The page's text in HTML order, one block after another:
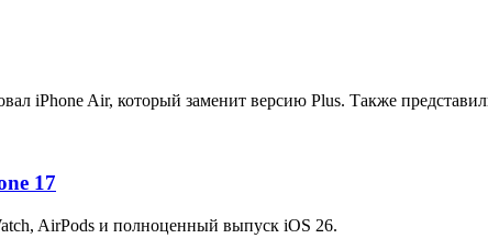
iPhone Air, который заменит версию Plus. Также
17
AirPods и полноценный выпуск iOS 26.